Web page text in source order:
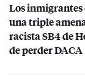
Los
una triple
racista SB4 de
de perderDACA